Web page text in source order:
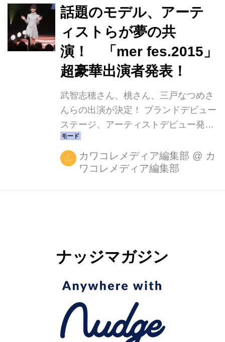
こりダサかわ”ブームなど、『mer』は
街の流行の兆しをいち早く盛り上げ、
一過性にとどまらない数々のファッシ
ョンカルチャーを生み出してきまし
た。その『mer』が新たに提案する最
新トレンドが“ほっこりオトナ化”で
す。 「素の自分らしさはそのまま、少
しだけオトナっぽく魅せたい」という
想いから...
話題のモデル、アーテ
ィストらが夢の共
演！ 「mer fes.2015」
超豪華出演者発表！
武智志穂さん、桃さん、三戸なつめさ
んらの出演が決定！ ブランドデビュー
ステージ、アーティストデビュー発表
など、毎回青文字系カルチャーの最新
ニュースを提供してくれる青文字系カ
ルチャーの祭典「mer fes.2015」の第1
ル・人気アーティストに加え、トップ
が決定！ 2015年のコンセプトは
んなで作る『mer fes.』。“想いをカタ
チに”をテ...
カワコレメディア編集部 @ カ
ワコレメディア編集部
ナッジマガジン